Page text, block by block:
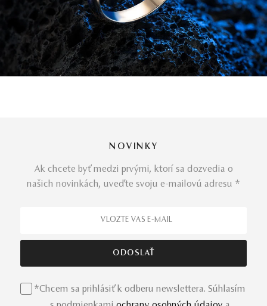
NOVINKY
Ak chcete byť medzi prvými, ktorí sa dozvedia o
našich novinkách, uveďte svoju e-mailovú adresu *
*Chcem sa prihlásiť k odberu newslettera. Súhlasím